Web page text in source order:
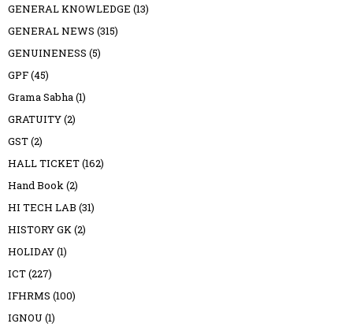
GENERAL KNOWLEDGE (13)
GENERAL NEWS (315)
GENUINENESS (5)
GPF(45)
Grama Sabha(1)
GRATUITY(2)
GST(2)
HALL TICKET(162)
Hand Book(2)
HI TECH LAB (31)
HISTORY GK(2)
HOLIDAY(1)
ICT(227)
IFHRMS (100)
IGNOU (1)